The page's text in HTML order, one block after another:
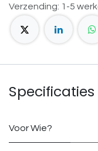
Verzending: 1-5
Specificaties
Voor Wie?